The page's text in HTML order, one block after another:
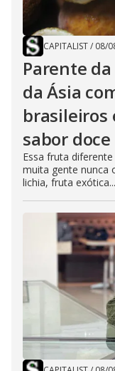
CAPITALIST/ 08/
Parente
da Ásia
brasileiros
sabor doce
Essa fruta
muita gente nunca
lichia, fruta exótica...